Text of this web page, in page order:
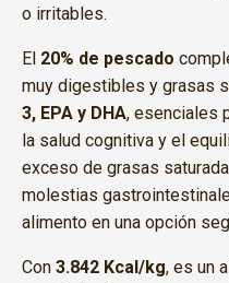
o irritables.
El 20% de pescado
muy digestibles y grasas
3, EPA y DHA, esenciales
la salud cognitiva y el
exceso de grasas
molestias
alimento en una opción
Con 3.842 Kcal/kg, es un